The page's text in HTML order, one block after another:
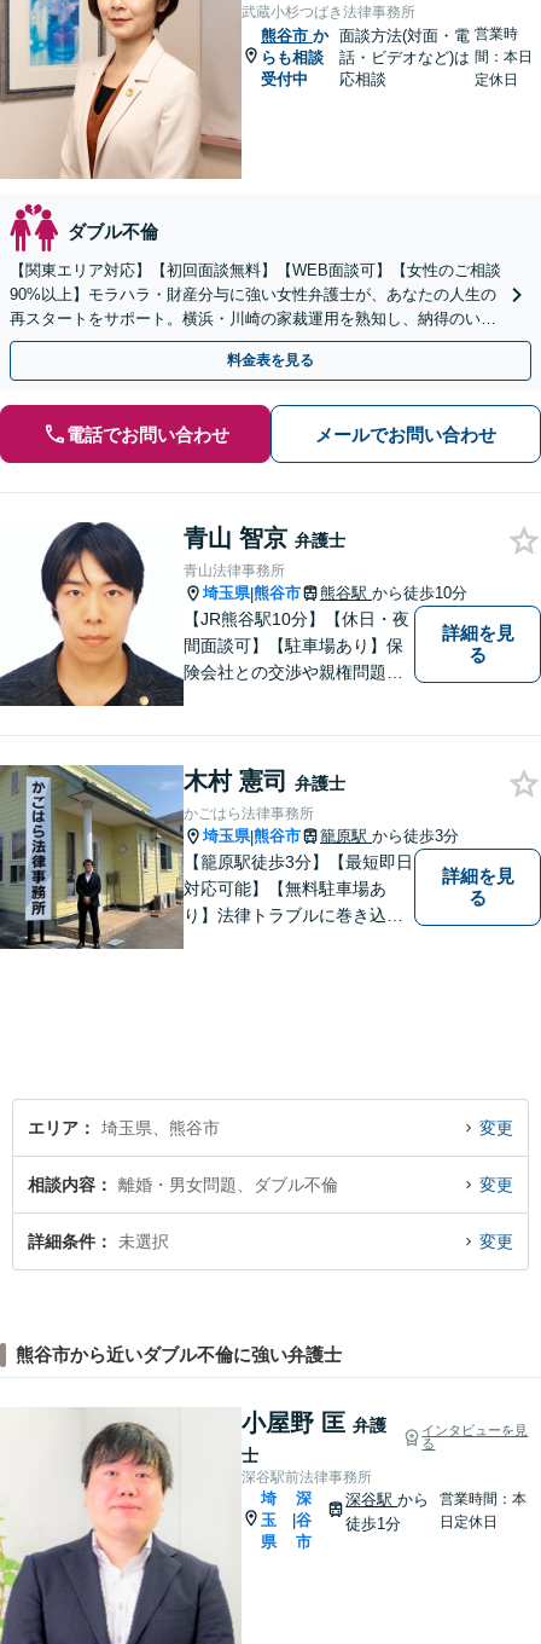
武蔵小杉つばき法律事務所
熊谷市 か
らも相談
受付中
面談方法(対面・電
話・ビデオなど)は
応相談
営業時
間：本日
定休日
ダブル不倫
【関東エリア対応】【初回面談無料】【WEB面談可】【女性のご相談
90%以上】モラハラ・財産分与に強い女性弁護士が、あなたの人生の
再スタートをサポート。横浜・川崎の家裁運用を熟知し、納得のいく
解決へ。まずは一人で抱え込まずにご相談ください。
料金表を見る
電話でお問い合わせ メールでお問い合わせ
青山 智京 弁護士
青山法律事務所
埼玉県|熊谷市 熊谷駅 から徒歩10分
【JR熊谷駅10分】【休日・夜
間面談可】【駐車場あり】保
険会社との交渉や親権問題、
が高い」と感じる方も、まず
はお気持ちをお聞かせくださ
い。
詳細を見
る
木村 憲司 弁護士
かごはら法律事務所
埼玉県|熊谷市 籠原駅 から徒歩3分
【籠原駅徒歩3分】【最短即日
対応可能】【無料駐車場あ
り】法律トラブルに巻き込ま
詳細を見
る
エリア 埼玉県、熊谷市 変更
相談内容 離婚・男女問題、ダブル不倫 変更
詳細条件 未選択 変更
熊谷市から近いダブル不倫に強い弁護士
小屋野 匡 弁護
士
インタビューを見
る
深谷駅前法律事務所
埼
玉
県
深
谷
市
深谷駅から
徒歩1分
営業時間：本
日定休日